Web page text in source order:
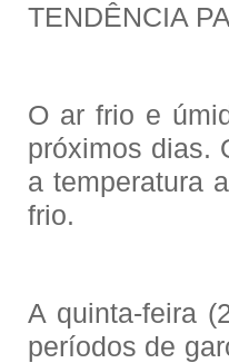
TENDÊNCIA
O ar frio e
próximos dias.
a temperatura
frio.
A quinta-feira
períodos de